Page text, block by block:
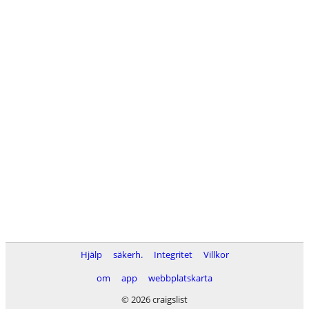
Hjälp säkerh. Integritet
Villkor
om
app
webbplatskarta
© 2026 craigslist